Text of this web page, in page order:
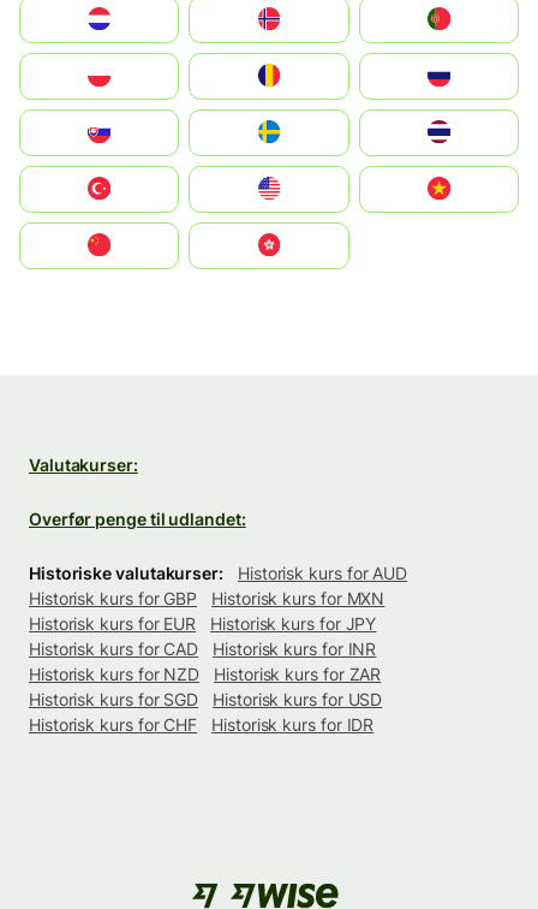
United States
中國香港特別行政區
Valutakurser:
Overfør penge til udlandet:
Historiske valutakurser:
Historisk kurs for AUD
Historisk kurs for GBP
Historisk kurs for MXN
Historisk kurs for EUR
Historisk kurs for JPY
Historisk kurs for CAD
Historisk kurs for INR
Historisk kurs for NZD
Historisk kurs for ZAR
Historisk kurs for SGD
Historisk kurs for USD
Historisk kurs for CHF
Historisk kurs for IDR